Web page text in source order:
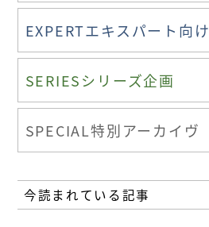
EXPERTエキスパート向け
SERIESシリーズ企画
SPECIAL特別アーカイヴ
今読まれている記事